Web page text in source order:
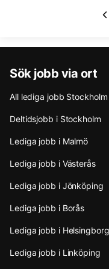
Sök jobb via ort
All lediga jobb Stockholm
Deltidsjobb i Stockholm
Lediga jobb i Malmö
Lediga jobb i Västerås
Lediga jobb i Jönköping
Lediga jobb i Borås
Lediga jobb i Helsingborg
Lediga jobb i Linköping